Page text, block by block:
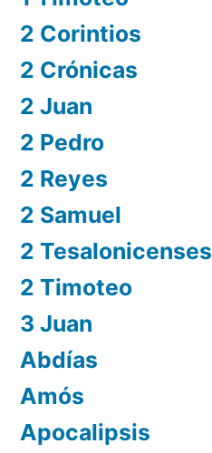
2 Corintios
2 Crónicas
2 Juan
2 Pedro
2 Reyes
2 Samuel
2 Tesalonicenses
2 Timoteo
3 Juan
Abdías
Amós
Apocalipsis